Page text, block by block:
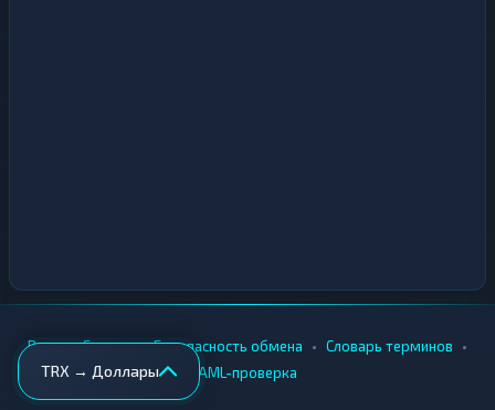
TRX → Доллары
Вики • Города • Безопасность обмена • Словарь терминов •
AML-проверка